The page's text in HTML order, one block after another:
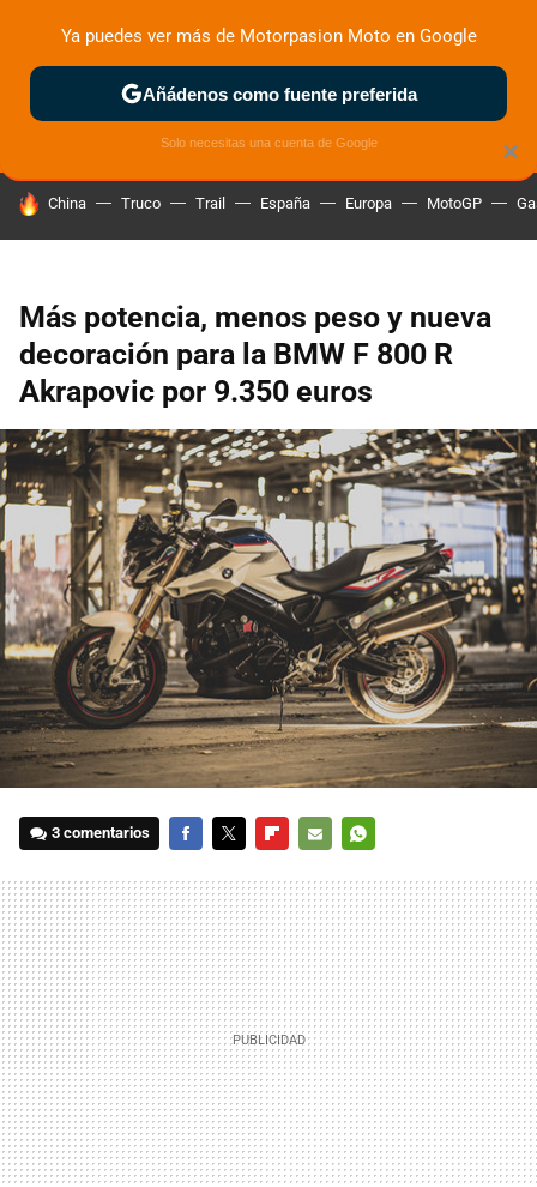
ZONA DE PRUEBAS DEPORTIVAS MOTOS ELÉCTRICAS
HOY SE HABLA DE
China Truco Trail España Europa MotoGP
Más potencia, menos peso y nueva
decoración para la BMW F 800 R
Akrapovic por 9.350 euros
3 comentarios
MAIL
×
Ya puedes ver más de Motorpasion Moto en Google
Añádenos como fuente preferida
Solo necesitas una cuenta de Google